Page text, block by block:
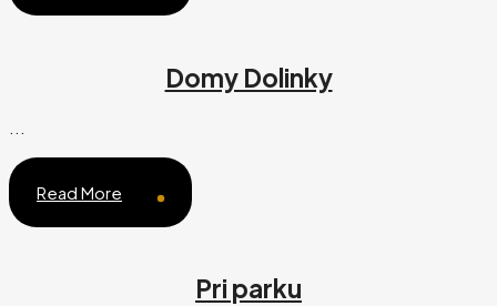
Domy Dolinky
Read More
Pri parku